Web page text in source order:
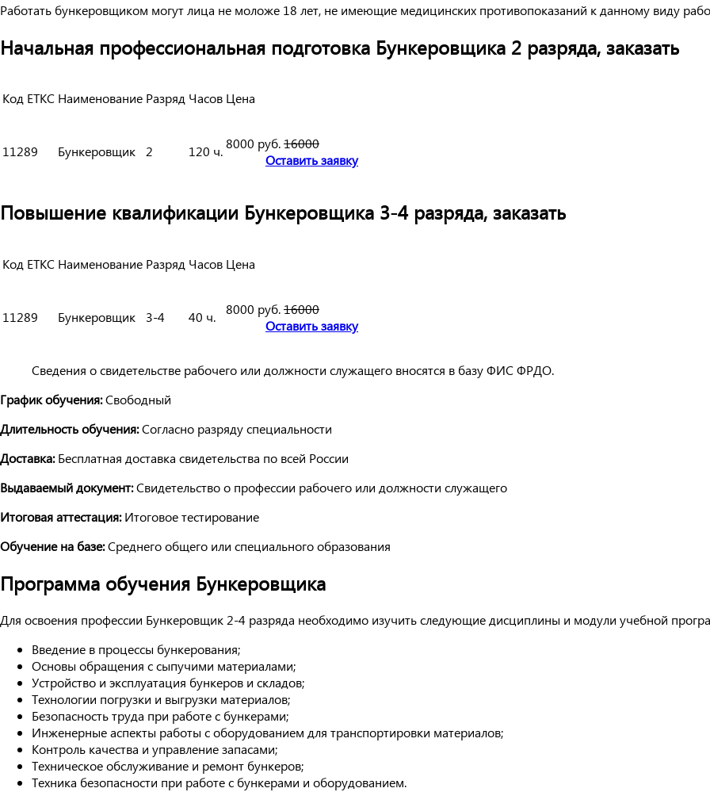
Работать бункеровщиком могут лица не моложе 18 лет, не имеющие медицинских противопоказаний к данному виду
Начальная профессиональная подготовка Бункеровщика 2 разряда, заказать
Код ЕТКС Наименование Разряд Часов Цена
11289 Бункеровщик 2 120 ч.8000 руб.16000
Оставить заявку
Повышение квалификации Бункеровщика 3-4 разряда, заказать
Код ЕТКС Наименование Разряд Часов Цена
11289 Бункеровщик 3-4 40 ч. 8000 руб.16000
Оставить заявку
Сведения о свидетельстве рабочего или должности служащего вносятся в базу ФИС ФРДО.
График обучения:Свободный
Длительность обучения:Согласно разряду специальности
Доставка:Бесплатная доставка свидетельства по всей России
Выдаваемый документ:Свидетельство о профессии рабочего или должности служащего
Итоговая аттестация:Итоговое тестирование
Обучение на базе:Среднего общего или специального образования
Программа обучения Бункеровщика
Для освоения профессии Бункеровщик 2-4 разряда необходимо изучить следующие дисциплины и модули учебной
Введение в процессы бункерования;
Основы обращения с сыпучими материалами;
Устройство и эксплуатация бункеров и складов;
Технологии погрузки и выгрузки материалов;
Безопасность труда при работе с бункерами;
Инженерные аспекты работы с оборудованием для транспортировки материалов;
Контроль качества и управление запасами;
Техническое обслуживание и ремонт бункеров;
Техника безопасности при работе с бункерами и оборудованием.